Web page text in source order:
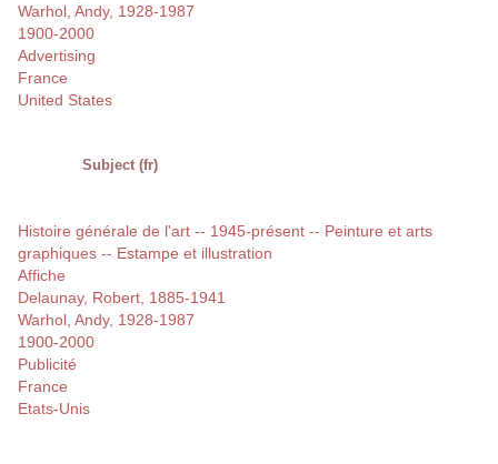
Warhol, Andy, 1928-1987
1900-2000
Advertising
France
United States
Subject (fr)
Histoire générale de l'art -- 1945-présent -- Peinture et arts
graphiques -- Estampe et illustration
Affiche
Delaunay, Robert, 1885-1941
Warhol, Andy, 1928-1987
1900-2000
Publicité
France
Etats-Unis